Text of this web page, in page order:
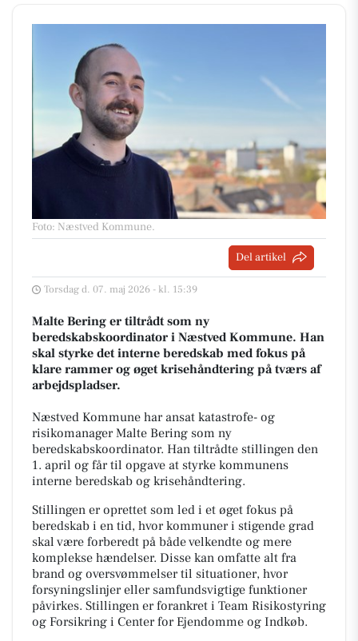
Foto: Næstved Kommune.
Del artikel
Torsdag d. 07. maj 2026 - kl. 15:39
Malte Bering er tiltrådt som ny
beredskabskoordinator i Næstved Kommune. Han
skal styrke det interne beredskab med fokus på
klare rammer og øget krisehåndtering på tværs af
arbejdspladser.
Næstved Kommune har ansat katastrofe- og
risikomanager Malte Bering som ny
beredskabskoordinator. Han tiltrådte stillingen den
1. april og får til opgave at styrke kommunens
interne beredskab og krisehåndtering.
Stillingen er oprettet som led i et øget fokus på
beredskab i en tid, hvor kommuner i stigende grad
skal være forberedt på både velkendte og mere
komplekse hændelser. Disse kan omfatte alt fra
brand og oversvømmelser til situationer, hvor
forsyningslinjer eller samfundsvigtige funktioner
påvirkes. Stillingen er forankret i Team Risikostyring
og Forsikring i Center for Ejendomme og Indkøb.